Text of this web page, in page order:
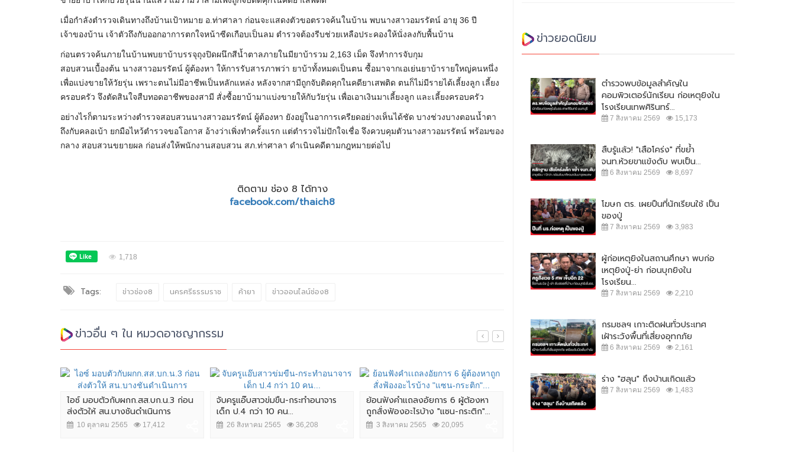
เมื่อกำลังตำรวจเดินทางถึงบ้านเป้าหมาย อ.ท่าศาลา ก่อนจะแสดงตัวขอตรวจค้นในบ้าน พบนางสาวอมรรัตน์ อายุ 36 ปี
เจ้าของบ้าน เจ้าตัวถึงกับออกอาการตกใจหน้าซีดเกือบเป็นลม ตำรวจต้องรีบช่วยเหลือประคองให้นั่งลงกับพื้นบ้าน
ก่อนตรวจค้นภายในบ้านพบยาบ้าบรรจุถุงปิดผนึกสีน้ำตาลภายในมียาบ้ารวม 2,163 เม็ด จึงทำการจับกุม
สอบสวนเบื้องต้น นางสาวอมรรัตน์ ผู้ต้องหา ให้การรับสารภาพว่า ยาบ้าทั้งหมดเป็นตน ซื้อมาจากเอเย่นยาบ้ารายใหญ่คนหนึ่ง
เพื่อแบ่งขายให้วัยรุ่น เพราะตนไม่มีอาชีพเป็นหลักแหล่ง หลังจากสามีถูกจับติดคุกในคดียาเสพติด ตนก็ไม่มีรายได้เลี้ยงลูก เลี้ยง
ครอบครัว จึงตัดสินใจสืบทอดอาชีพของสามี สั่งซื้อยาบ้ามาแบ่งขายให้กับวัยรุ่น เพื่อเอาเงินมาเลี้ยงลูก และเลี้ยงครอบครัว
อย่างไรก็ตามระหว่างตำรวจสอบสวนนางสาวอมรรัตน์ ผู้ต้องหา ยังอยู่ในอาการเครียดอย่างเห็นได้ชัด บางช่วงบางตอนน้ำตา
ถึงกับคลอเบ้า ยกมือไหว้ตำรวจขอโอกาส อ้างว่าเพิ่งทำครั้งแรก แต่ตำรวจไม่ปักใจเชื่อ จึงควบคุมตัวนางสาวอมรรัตน์ พร้อมของ
กลาง สอบสวนขยายผล ก่อนส่งให้พนักงานสอบสวน สภ.ท่าศาลา ดำเนินคดีตามกฎหมายต่อไป
ติดตาม ช่อง 8 ได้ทาง
facebook.com/thaich8
1,718
Tags: ข่าวช่อง8 นครศรีธรรมราช ค้ายา ข่าวออนไลน์ช่อง8
ข่าวอื่น ๆ ใน หมวดอาชญากรรม
ไอซ์ มอบตัวกับผกก.สส.บก.น.3 ก่อน
ส่งตัวให้ สน.บางชันดำเนินการ
10 ตุลาคม 2565 17,412
จับครูแอ๊บสาวข่มขืน-กระทำอนาจาร
เด็ก ป.4 กว่า 10 คน...
26 สิงหาคม 2565 36,208
ย้อนฟังคำเเถลงอัยการ 6 ผู้ต้องหา
ถูกสั่งฟ้องอะไรบ้าง "แซน-กระติก"...
3 สิงหาคม 2565 20,095
สืบ บช.น.จัดชุดตำรวจออนไลน์ รวบผู้
ข่าวยอดนิยม
ตำรวจพบข้อมูลสำคัญใน
คอมพิวเตอร์นักเรียน ก่อเหตุยิงใน
โรงเรียนเทพศิรินทร์...
7 สิงหาคม 2569 15,173
สืบรู้แล้ว! "เสือโคร่ง" ที่ขย้ำ
จนท.ห้วยขาแข้งดับ พบเป็น...
6 สิงหาคม 2569 8,697
โฆษก ตร. เผยปืนที่นักเรียนใช้ เป็น
ของปู่
7 สิงหาคม 2569 3,983
ผู้ก่อเหตุยิงในสถานศึกษา พบก่อ
เหตุยิงปู่-ย่า ก่อนบุกยิงใน
โรงเรียน...
7 สิงหาคม 2569 2,210
กรมชลฯ เกาะติดฝนทั่วประเทศ
เฝ้าระวังพื้นที่เสี่ยงอุทกภัย
6 สิงหาคม 2569 2,161
ร่าง "ฮลุน" ถึงบ้านเกิดแล้ว
7 สิงหาคม 2569 1,483